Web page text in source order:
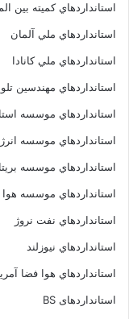
استانداردهاي کميته بين
استانداردهاي ملي آلمان
استانداردهاي ملي کانادا
استانداردهاي مهندسين
استانداردهاي موسسه
استانداردهاي موسسه
استانداردهاي موسسه
استانداردهاي موسسه هوا
استانداردهاي نفت نروژ
استانداردهاي نيوزلند
استانداردهاي هوا فضا
استانداردهای BS